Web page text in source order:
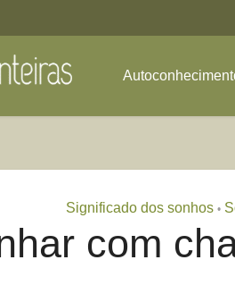
Significado dos sonhos •
com